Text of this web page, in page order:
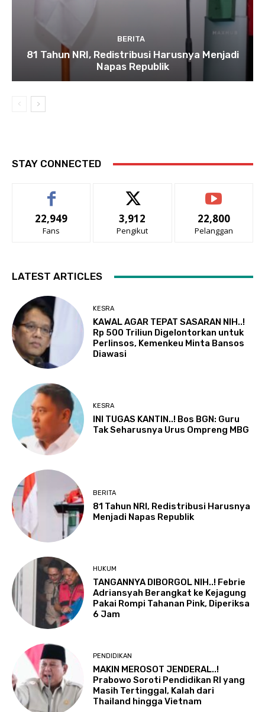
BERITA
81 Tahun NRI, Redistribusi Harusnya Menjadi
Napas Republik
STAY CONNECTED
22,949
Fans
3,912
Pengikut
22,800
Pelanggan
LATEST ARTICLES
KESRA
KAWAL AGAR TEPAT SASARAN NIH..!
Rp 500 Triliun Digelontorkan untuk
Perlinsos, Kemenkeu Minta Bansos
Diawasi
KESRA
INI TUGAS KANTIN..! Bos BGN: Guru
Tak Seharusnya Urus Ompreng MBG
BERITA
81 Tahun NRI, Redistribusi Harusnya
Menjadi Napas Republik
HUKUM
TANGANNYA DIBORGOL NIH..! Febrie
Adriansyah Berangkat ke Kejagung
Pakai Rompi Tahanan Pink, Diperiksa
6 Jam
PENDIDIKAN
MAKIN MEROSOT JENDERAL..!
Prabowo Soroti Pendidikan RI yang
Masih Tertinggal, Kalah dari
Thailand hingga Vietnam